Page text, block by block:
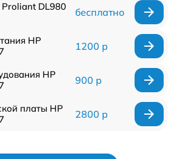
DL980
бесплатно
HP
1200 р
HP
900 р
платы HP
2800 р